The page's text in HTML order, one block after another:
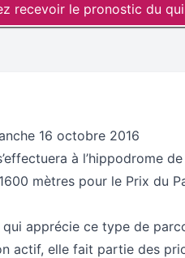
recevoir le pronostic du
16 octobre 2016
à l’hippodrome
mètres pour le Prix du
qui apprécie ce type de
actif, elle fait partie des